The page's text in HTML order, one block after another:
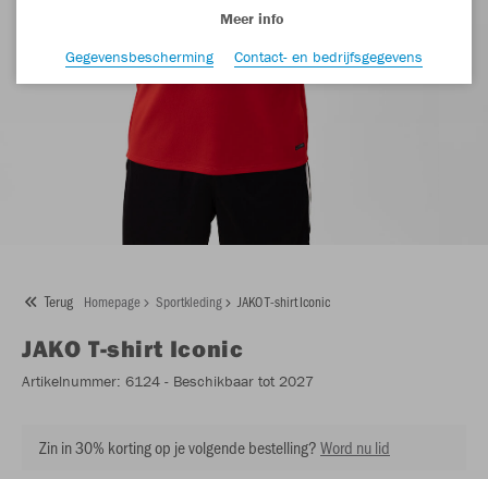
Terug Homepage Sportkleding JAKO T-shirt Iconic
JAKO T-shirt Iconic
Artikelnummer: 6124 - Beschikbaar tot 2027
Zin in 30% korting op je volgende bestelling?Word nu lid
Meer info
Gegevensbescherming
Contact- en bedrijfsgegevens